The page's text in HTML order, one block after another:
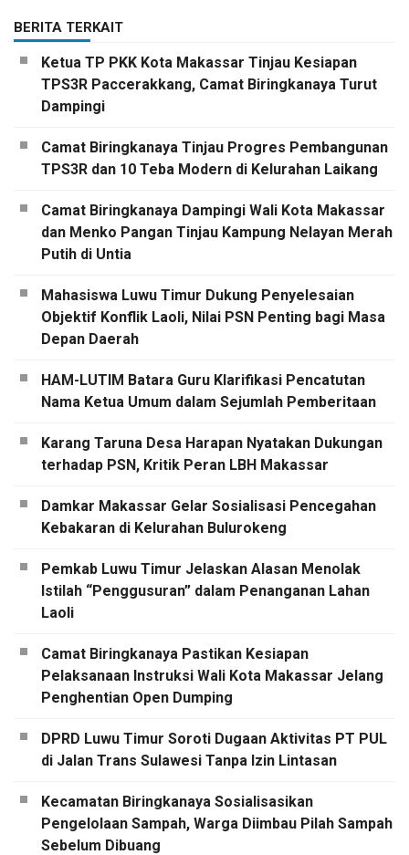
BERITA TERKAIT
Ketua TP PKK Kota Makassar Tinjau Kesiapan
TPS3R Paccerakkang, Camat Biringkanaya Turut
Dampingi
Camat Biringkanaya Tinjau Progres Pembangunan
TPS3R dan 10 Teba Modern di Kelurahan Laikang
Camat Biringkanaya Dampingi Wali Kota Makassar
dan Menko Pangan Tinjau Kampung Nelayan Merah
Putih di Untia
Mahasiswa Luwu Timur Dukung Penyelesaian
Objektif Konflik Laoli, Nilai PSN Penting bagi Masa
Depan Daerah
HAM-LUTIM Batara Guru Klarifikasi Pencatutan
Nama Ketua Umum dalam Sejumlah Pemberitaan
Karang Taruna Desa Harapan Nyatakan Dukungan
terhadap PSN, Kritik Peran LBH Makassar
Damkar Makassar Gelar Sosialisasi Pencegahan
Kebakaran di Kelurahan Bulurokeng
Pemkab Luwu Timur Jelaskan Alasan Menolak
Istilah “Penggusuran” dalam Penanganan Lahan
Laoli
Camat Biringkanaya Pastikan Kesiapan
Pelaksanaan Instruksi Wali Kota Makassar Jelang
Penghentian Open Dumping
DPRD Luwu Timur Soroti Dugaan Aktivitas PT PUL
di Jalan Trans Sulawesi Tanpa Izin Lintasan
Kecamatan Biringkanaya Sosialisasikan
Pengelolaan Sampah, Warga Diimbau Pilah Sampah
Sebelum Dibuang